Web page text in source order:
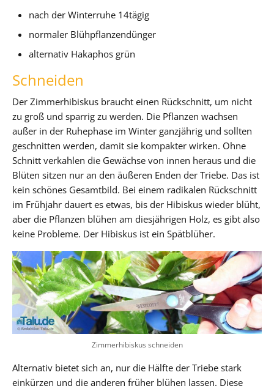
nach der Winterruhe 14tägig
normaler Blühpflanzendünger
alternativ Hakaphos grün
Schneiden
Der Zimmerhibiskus braucht einen Rückschnitt, um nicht
zu groß und sparrig zu werden. Die Pflanzen wachsen
außer in der Ruhephase im Winter ganzjährig und sollten
geschnitten werden, damit sie kompakter wirken. Ohne
Schnitt verkahlen die Gewächse von innen heraus und die
Blüten sitzen nur an den äußeren Enden der Triebe. Das ist
kein schönes Gesamtbild. Bei einem radikalen Rückschnitt
im Frühjahr dauert es etwas, bis der Hibiskus wieder blüht,
aber die Pflanzen blühen am diesjährigen Holz, es gibt also
keine Probleme. Der Hibiskus ist ein Spätblüher.
Zimmerhibiskus schneiden
Alternativ bietet sich an, nur die Hälfte der Triebe stark
einkürzen und die anderen früher blühen lassen. Diese